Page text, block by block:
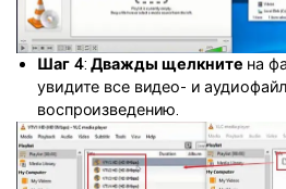
Шаг 4: Дважды щелкните на
увидите все видео- и
воспроизведению.